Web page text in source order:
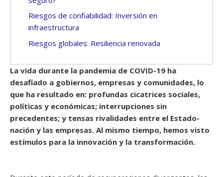
Riesgos de confiabilidad: Inversión en
infraestructura
Riesgos globales: Resiliencia renovada
La vida durante la pandemia de COVID-19 ha
desafiado a gobiernos, empresas y comunidades, lo
que ha resultado en: profundas cicatrices sociales,
políticas y económicas; interrupciones sin
precedentes; y tensas rivalidades entre el Estado-
nación y las empresas. Al mismo tiempo, hemos visto
estímulos para la innovación y la transformación.